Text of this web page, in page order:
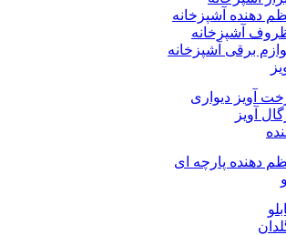
دهنده آشپزخانه
آشپزخانه
برقی آشپزخانه
آویز دیواری
آویز
دهنده پارچه ای